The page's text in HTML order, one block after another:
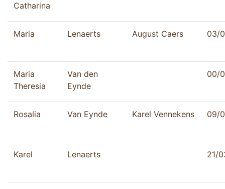
Catharina
Maria Lenaerts August Caers 03/
Maria
Theresia
Van den
Eynde
00/
Rosalia Van Eynde Karel Vennekens 09/
Karel Lenaerts 21/